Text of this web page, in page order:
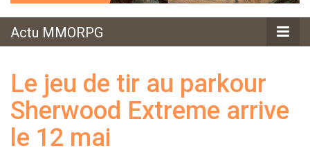
MMORPG
Actu MMORPG
Le jeu de tir au parkour
Sherwood Extreme arrive
le 12 mai